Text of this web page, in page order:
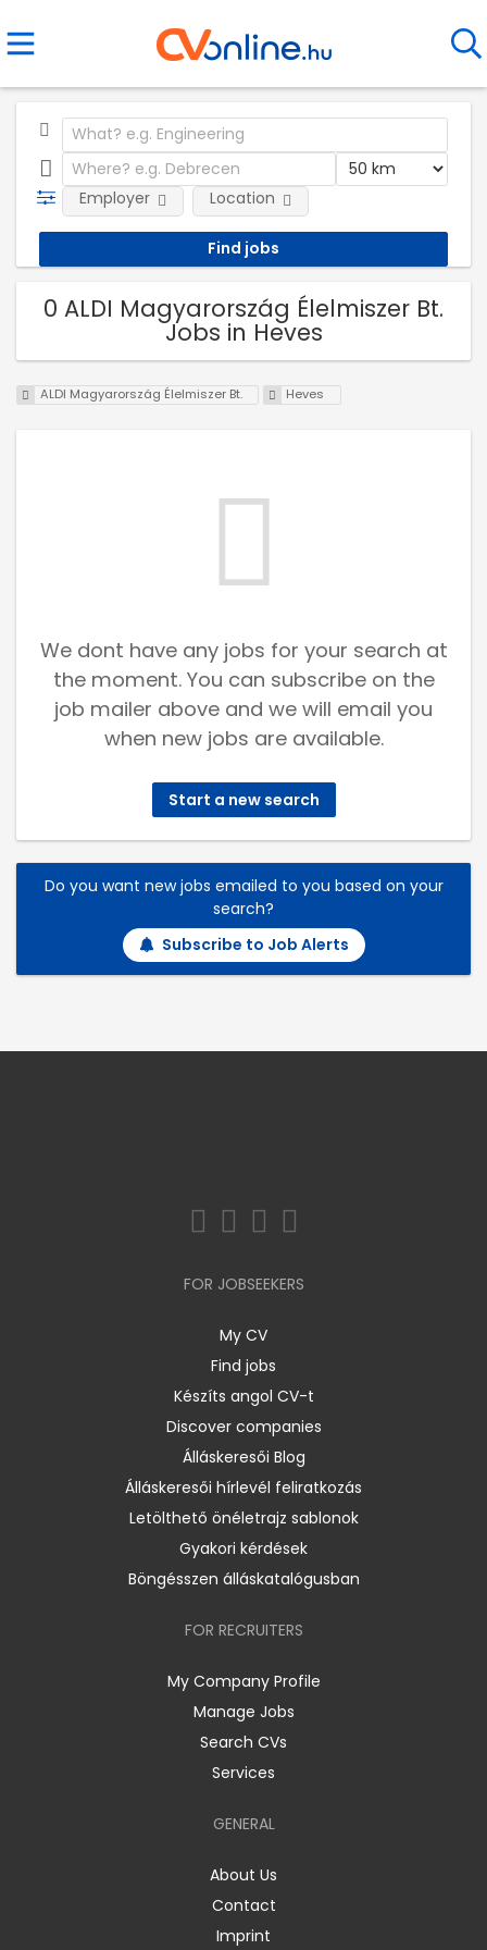
Employer Location
0 ALDI Magyarország Élelmiszer Bt.
Jobs in Heves
ALDI Magyarország Élelmiszer Bt. Heves
We dont have any jobs for your search at
the moment. You can subscribe on the
job mailer above and we will email you
when new jobs are available.
Start a new search
Do you want new jobs emailed to you based on your
search?
Subscribe to Job Alerts
FOR JOBSEEKERS
My CV
Find jobs
Készíts angol CV-t
Discover companies
Álláskeresői Blog
Álláskeresői hírlevél feliratkozás
Letölthető önéletrajz sablonok
Gyakori kérdések
Böngésszen álláskatalógusban
FOR RECRUITERS
My Company Profile
Manage Jobs
Search CVs
Services
GENERAL
About Us
Contact
Imprint